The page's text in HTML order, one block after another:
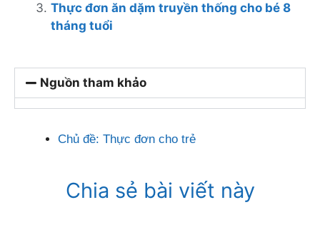
Thực đơn ăn dặm truyền thống cho bé 8
tháng tuổi
Nguồn tham khảo
Chủ đề: Thực đơn cho trẻ
Chia sẻ bài viết này